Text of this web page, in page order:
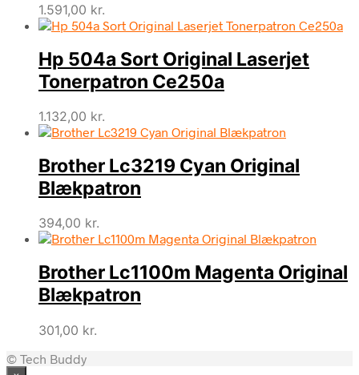
1.591,00 kr.
Hp 504a Sort Original Laserjet
Tonerpatron Ce250a
1.132,00 kr.
Brother Lc3219 Cyan Original
Blækpatron
394,00 kr.
Brother Lc1100m Magenta Original
Blækpatron
301,00 kr.
© Tech Buddy